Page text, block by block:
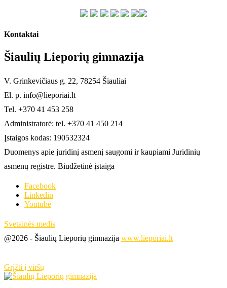
Kontaktai
Šiaulių Lieporių gimnazija
V. Grinkevičiaus g. 22, 78254 Šiauliai
El. p. info@lieporiai.lt
Tel. +370 41 453 258
Administratorė: tel. +370 41 450 214
Įstaigos kodas: 190532324
Duomenys apie juridinį asmenį saugomi ir kaupiami Juridinių
asmenų registre. Biudžetinė įstaiga
Facebook
Linkedin
Youtube
Svetainės medis
@2026 - Šiaulių Lieporių gimnazija www.lieporiai.lt
Grįžti į viršų